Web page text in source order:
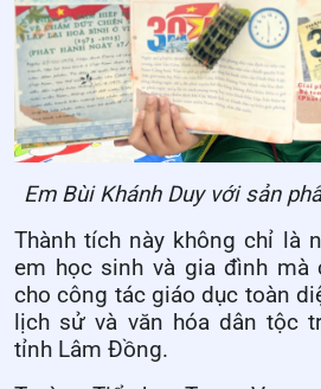
Em Bùi Khánh Duy với sản
Thành tích này không chỉ là
em học sinh và gia đình mà
cho công tác giáo dục toàn
lịch sử và văn hóa dân tộc
tỉnh Lâm Đồng.